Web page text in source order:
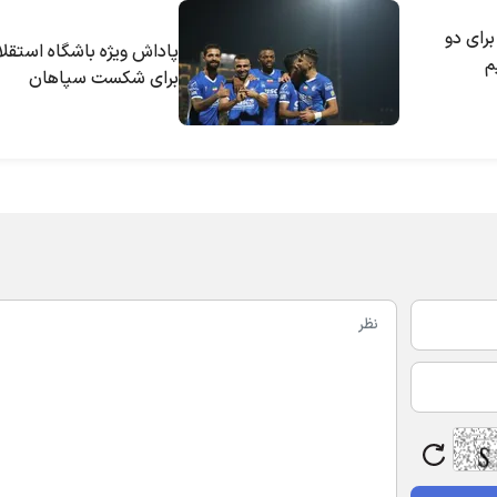
دو
پاداش ویژه باشگاه
برای شکست سپاهان